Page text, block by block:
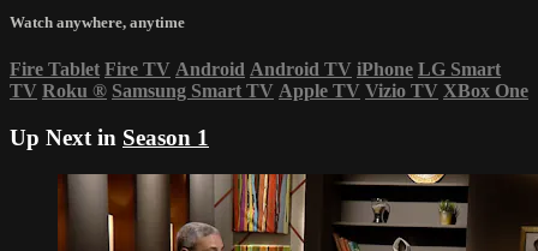
Watch anywhere, anytime
Fire Tablet Fire TV Android Android TV iPhone LG Smart
TV Roku ® Samsung Smart TV Apple TV Vizio TV XBox One
Up Next in Season 1